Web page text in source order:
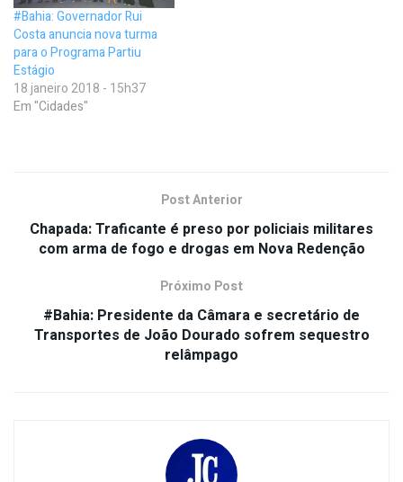
#Bahia: Governador Rui
Costa anuncia nova turma
para o Programa Partiu
Estágio
18 janeiro 2018 - 15h37
Em "Cidades"
Post Anterior
Chapada: Traficante é preso por policiais militares
com arma de fogo e drogas em Nova Redenção
Próximo Post
#Bahia: Presidente da Câmara e secretário de
Transportes de João Dourado sofrem sequestro
relâmpago